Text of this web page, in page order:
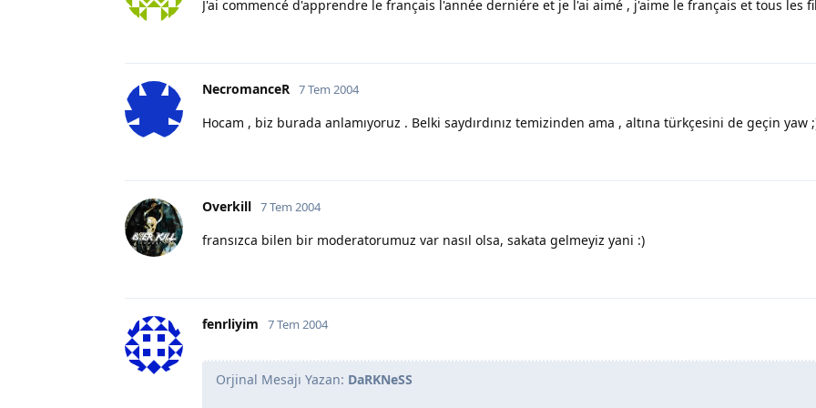
J'ai commencé d'apprendre le français l'année derniére et je l'ai aimé , j'aime le français et tous les
NecromanceR 7 Tem 2004
Hocam , biz burada anlamıyoruz . Belki saydırdınız temizinden ama , altına türkçesini de geçin yaw
Overkill 7 Tem 2004
fransızca bilen bir moderatorumuz var nasıl olsa, sakata gelmeyiz yani :)
fenrliyim 7 Tem 2004
Orjinal Mesajı Yazan: DaRKNeSS